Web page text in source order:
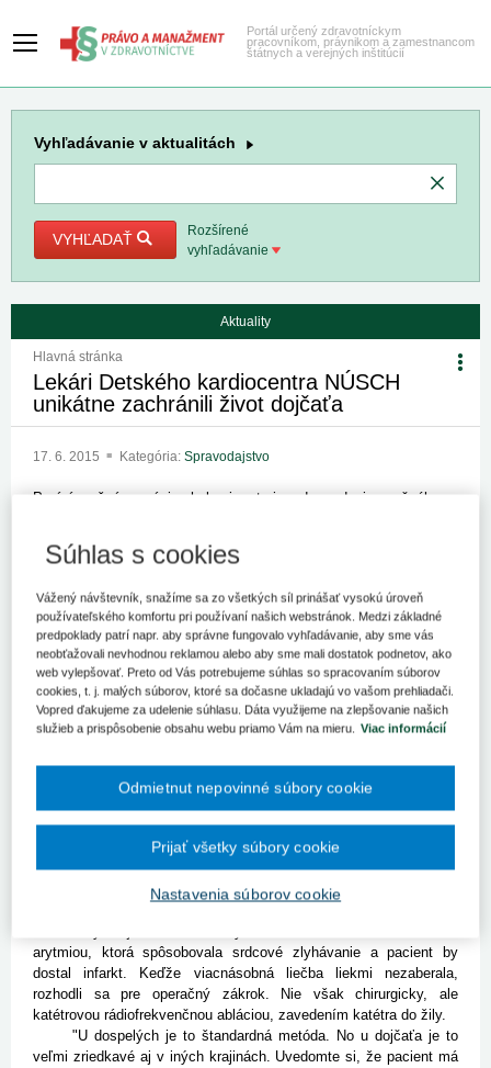
Portál určený zdravotníckym
pracovníkom, právnikom a zamestnancom
štátnych a verejných inštitúcií
Vyhľadávanie v aktualitách
VYHĽADAŤ
Rozšírené
vyhľadávanie
Aktuality
Hlavná stránka
Lekári Detského kardiocentra NÚSCH
unikátne zachránili život dojčaťa
17. 6. 2015 Kategória: Spravodajstvo
Prvú úspešnú operáciu chybnej arytmie srdca u dvojmesačného
ústavu srdcových a cievnych chorôb (NÚSCH) v Bratislave.
arytmie srdca u dvojmesačného bábätka uskutočnili lekári
Detského kardiocentra Národného ústavu srdcových a cievnych
chorôb (NÚSCH) v Bratislave. Podľa lekárov je to unikátny prípad
aj v medicínskom kardiosvete.
"Zámerne s časovým odstupom informujeme o úspešnej
ablácii takého malého pacienta. Toto je najkrajší príklad za vyše
20 rokov. Na to bolo treba súhru rôznych faktorov, od dôslednej
špecialistami cez prípravu kvalitného operačného tímu až po
pooperačnú špeciálnu starostlivosť dieťaťa. Veľmi nám pomohlo,
že nám rodičia pacienta dôverovali," na dnešnej tlačovej
konferencii uviedol prednosta Kliniky kardiológie a angiológie
NÚSCH Robert Hatala.
Podľa vedúcej lekárky oddelenia arytmií Detského
kardiocentra Viery Illíkovej mal pacient ešte pred narodením
arytmiou, ktorá spôsobovala srdcové zlyhávanie a pacient by
dostal infarkt. Keďže viacnásobná liečba liekmi nezaberala,
rozhodli sa pre operačný zákrok. Nie však chirurgicky, ale
katétrovou rádiofrekvenčnou abláciou, zavedením katétra do žily.
"U dospelých je to štandardná metóda. No u dojčaťa je to
veľmi zriedkavé aj v iných krajinách. Uvedomte si, že pacient má
Súhlas s cookies
Vážený návštevník, snažíme sa zo všetkých síl prinášať vysokú úroveň
používateľského komfortu pri používaní našich webstránok. Medzi základné
predpoklady patrí napr. aby správne fungovalo vyhľadávanie, aby sme vás
neobťažovali nevhodnou reklamou alebo aby sme mali dostatok podnetov, ako
web vylepšovať. Preto od Vás potrebujeme súhlas so spracovaním súborov
cookies, t. j. malých súborov, ktoré sa dočasne ukladajú vo vašom prehliadači.
Vopred ďakujeme za udelenie súhlasu. Dáta využijeme na zlepšovanie našich
služieb a prispôsobenie obsahu webu priamo Vám na mieru. Viac informácií
Nastavenia súborov cookie
Odmietnut nepovinné súbory cookie
Prijať všetky súbory cookie